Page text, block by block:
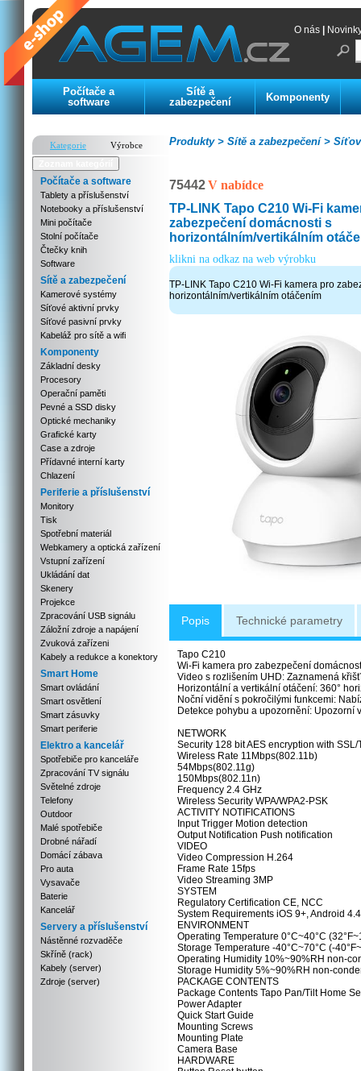
O nás
Počítače a
software
Sítě a
zabezpečení
Komponenty
Kategorie
Výrobce
Počítače a software
Tablety a příslušenství
Notebooky a příslušenství
Mini počítače
Stolní počítače
Čtečky knih
Software
Sítě a zabezpečení
Kamerové systémy
Síťové aktivní prvky
Síťové pasivní prvky
Kabeláž pro sítě a wifi
Komponenty
Základní desky
Procesory
Operační paměti
Pevné a SSD disky
Optické mechaniky
Grafické karty
Case a zdroje
Přídavné interní karty
Chlazení
Periferie a příslušenství
Monitory
Tisk
Spotřební materiál
Webkamery a optická zařízení
Vstupní zařízení
Ukládání dat
Skenery
Projekce
Zpracování USB signálu
Záložní zdroje a napájení
Zvuková zařízeni
Kabely a redukce a konektory
Smart Home
Smart ovládání
Smart osvětlení
Smart zásuvky
Smart periferie
Elektro a kancelář
Spotřebiče pro kanceláře
Zpracování TV signálu
Světelné zdroje
Telefony
Outdoor
Malé spotřebiče
Drobné nářadí
Domácí zábava
Pro auta
Vysavače
Baterie
Kancelář
Servery a příslušenství
Nástěnné rozvaděče
Skříně (rack)
Kabely (server)
Zdroje (server)
Sítě a zabezpečení >
Produkty >
75442V nabídce
TP-LINK Tapo C210 Wi-Fi
zabezpečení domácnosti s
horizontálním/vertikálním
klikni na odkaz na web výrobku
TP-LINK Tapo C210 Wi-Fi kamera pro
horizontálním/vertikálním otáčením
Popis Technické parametry
Tapo C210
Wi-Fi kamera pro zabezpečení
Video s rozlišením UHD: Zaznamená
Horizontální a vertikální otáčení: 360°
Noční vidění s pokročilými funkcemi:
Detekce pohybu a upozornění: Upozorní
NETWORK
Security 128 bit AES encryption with SSL/
Wireless Rate 11Mbps(802.11b)
54Mbps(802.11g)
150Mbps(802.11n)
Frequency 2.4 GHz
Wireless Security WPA/WPA2-PSK
ACTIVITY NOTIFICATIONS
Input Trigger Motion detection
Output Notification Push notification
VIDEO
Video Compression H.264
Frame Rate 15fps
Video Streaming 3MP
SYSTEM
Regulatory Certification CE, NCC
System Requirements iOS 9+, Android
ENVIRONMENT
Operating Temperature 0°C~40°C
Storage Temperature -40°C~70°C (-
Operating Humidity 10%~90%RH non-
Storage Humidity 5%~90%RH non-
PACKAGE CONTENTS
Package Contents Tapo Pan/Tilt Home
Power Adapter
Quick Start Guide
Mounting Screws
Mounting Plate
Camera Base
HARDWARE